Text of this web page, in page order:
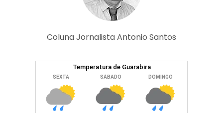
Coluna Jornalista Antonio Santos